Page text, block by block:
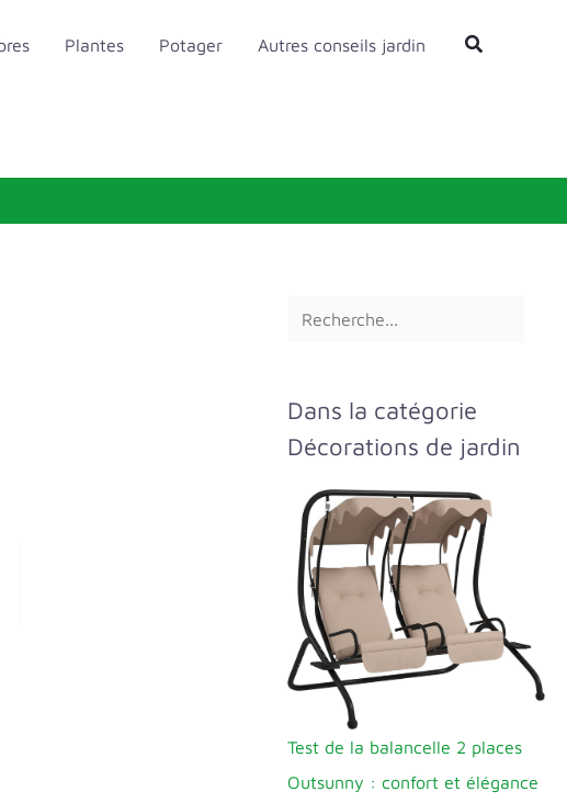
Plantes Potager Autres conseils jardin Rechercher
e
c
Dans la catégorie
Décorations de jardin
Test de la balancelle 2 places
Outsunny : confort et élégance